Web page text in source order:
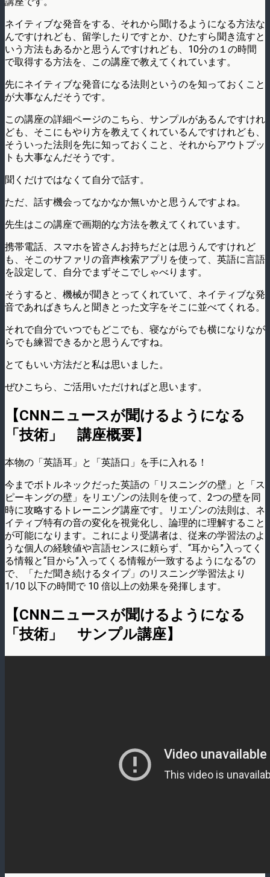
ネイティブな発音をする、それから聞けるようになる方法な
んですけれども、留学したりですとか、ひたすら聞き流すと
いう方法もあるかと思うんですけれども、10分の１の時間
で取得する方法を、この講座で教えてくれています。
先にネイティブな発音になる法則というのを知っておくこと
が大事なんだそうです。
この講座の詳細ページのこちら、サンプルがあるんですけれ
ども、そこにもやり方を教えてくれているんですけれども、
そういった法則を先に知っておくこと、それからアウトプッ
トも大事なんだそうです。
聞くだけではなくて自分で話す。
ただ、話す機会ってなかなか無いかと思うんですよね。
先生はこの講座で画期的な方法を教えてくれています。
携帯電話、スマホを皆さんお持ちだとは思うんですけれど
も、そこのサファリの音声検索アプリを使って、英語に言語
を設定して、自分でまずそこでしゃべります。
そうすると、機械が聞きとってくれていて、ネイティブな発
音であればきちんと聞きとった文字をそこに並べてくれる。
それで自分でいつでもどこでも、寝ながらでも横になりなが
らでも練習できるかと思うんですね。
とてもいい方法だと私は思いました。
ぜひこちら、ご活用いただければと思います。
【CNNニュースが聞けるようになる
「技術」 講座概要】
本物の「英語耳」と「英語口」を手に入れる！
今までボトルネックだった英語の「リスニングの壁」と「ス
ピーキングの壁」をリエゾンの法則を使って、2つの壁を同
時に攻略するトレーニング講座です。リエゾンの法則は、ネ
イティブ特有の音の変化を視覚化し、論理的に理解すること
が可能になります。これにより受講者は、従来の学習法のよ
うな個人の経験値や言語センスに頼らず、“耳から”入ってく
る情報と“目から”入ってくる情報が一致するようになる“の
で、「ただ聞き続けるタイプ」のリスニング学習法より
1/10 以下の時間で 10 倍以上の効果を発揮します。
【CNNニュースが聞けるようになる
「技術」 サンプル講座】